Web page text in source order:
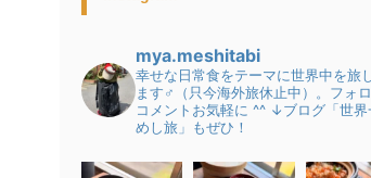
mya.meshitabi
幸せな日常食をテーマに世界中を旅
ます♂（只今海外旅休止中）。フォロ
コメントお気軽に ^^ ↓ブログ「世界
めし旅」もぜひ！